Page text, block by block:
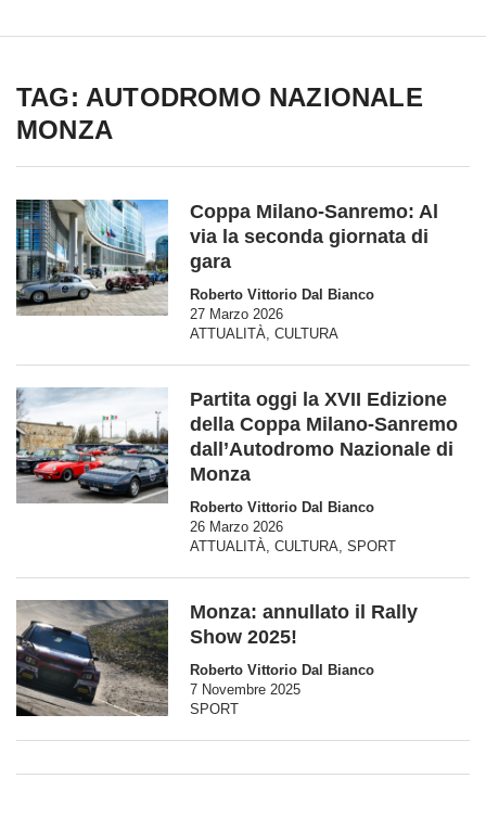
TAG: AUTODROMO NAZIONALE
MONZA
Coppa Milano-Sanremo: Al
via la seconda giornata di
gara
Roberto Vittorio Dal Bianco
27 Marzo 2026
ATTUALITÀ, CULTURA
Partita oggi la XVII Edizione
della Coppa Milano-Sanremo
dall’Autodromo Nazionale di
Monza
Roberto Vittorio Dal Bianco
26 Marzo 2026
ATTUALITÀ, CULTURA, SPORT
Monza: annullato il Rally
Show 2025!
Roberto Vittorio Dal Bianco
7 Novembre 2025
SPORT